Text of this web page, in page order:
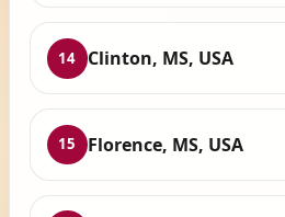
14 Clinton, MS, USA
15 Florence, MS, USA